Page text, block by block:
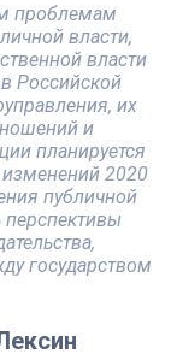
проблемам
власти,
власти
Российской
их
и
планируется
изменений 2020
публичной
перспективы
государством